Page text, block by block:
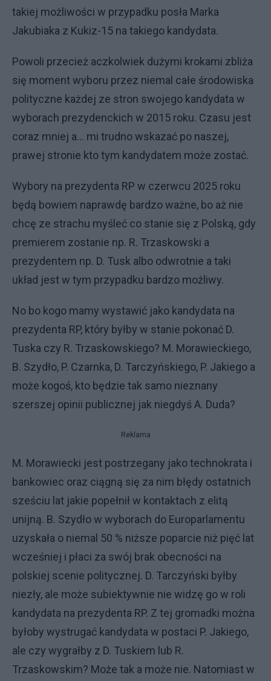
takiej możliwości w przypadku posła Marka
Jakubiaka z Kukiz-15 na takiego kandydata.
Powoli przecież aczkolwiek dużymi krokami zbliża
się moment wyboru przez niemal całe środowiska
polityczne każdej ze stron swojego kandydata w
wyborach prezydenckich w 2015 roku. Czasu jest
coraz mniej a... mi trudno wskazać po naszej,
prawej stronie kto tym kandydatem może zostać.
Wybory na prezydenta RP w czerwcu 2025 roku
będą bowiem naprawdę bardzo ważne, bo aż nie
chcę ze strachu myśleć co stanie się z Polską, gdy
premierem zostanie np. R. Trzaskowski a
prezydentem np. D. Tusk albo odwrotnie a taki
układ jest w tym przypadku bardzo możliwy.
No bo kogo mamy wystawić jako kandydata na
prezydenta RP, który byłby w stanie pokonać D.
Tuska czy R. Trzaskowskiego? M. Morawieckiego,
B. Szydło, P. Czarnka, D. Tarczyńskiego, P. Jakiego a
może kogoś, kto będzie tak samo nieznany
szerszej opinii publicznej jak niegdyś A. Duda?
Reklama
M. Morawiecki jest postrzegany jako technokrata i
bankowiec oraz ciągną się za nim błędy ostatnich
sześciu lat jakie popełnił w kontaktach z elitą
unijną. B. Szydło w wyborach do Europarlamentu
uzyskała o niemal 50 % niższe poparcie niż pięć lat
wcześniej i płaci za swój brak obecności na
polskiej scenie politycznej. D. Tarczyński byłby
niezły, ale może subiektywnie nie widzę go w roli
kandydata na prezydenta RP. Z tej gromadki można
byłoby wystrugać kandydata w postaci P. Jakiego,
ale czy wygrałby z D. Tuskiem lub R.
Trzaskowskim? Może tak a może nie. Natomiast w